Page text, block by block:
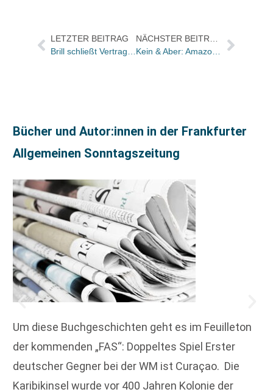
LETZTER BEITRAG
Bücher und Autor:innen in der Frankfurter
Allgemeinen Sonntagszeitung
Um diese Buchgeschichten geht es im Feuilleton
der kommenden „FAS“: Doppeltes Spiel Erster
deutscher Gegner bei der WM ist Curaçao. Die
Karibik­insel wurde vor 400 Jahren Kolonie der